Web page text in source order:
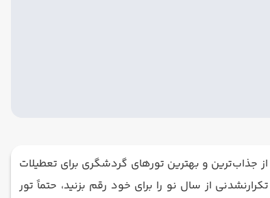
همکاران خود بپرسید تعطیلات عید کجا خوش می‌گذرد، محال است نام استانبول را نیاوردند. تور استانبول نوروز 1405 یکی از جذاب‌ترین و بهترین تورهای گردشگری برای تعطیلات
شناخته می‌شود. اگر دوست دارید بین 3 تا 7 روز کیف کنید و خاطرات تکرارنشدنی از سال نو را برای خود رقم بزنید، حتماً تور